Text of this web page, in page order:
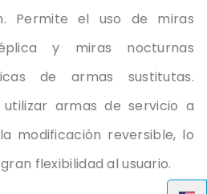
Permite el uso de miras
y miras nocturnas
de armas sustitutas.
armas de servicio a
modificación reversible, lo
flexibilidad al usuario.